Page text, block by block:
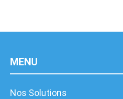
MENU
Nos Solutions